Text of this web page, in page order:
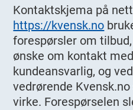
Kontaktskjema på
https://kvensk.no
forespørsler om
ønske om kontakt
kundeansvarlig, og
vedrørende
virke. Forespørselen